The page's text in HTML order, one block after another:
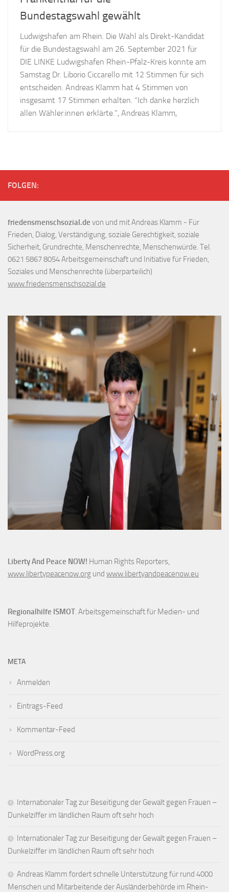
Bundestagswahl gewählt
Ludwigshafen am Rhein. Die Wahl als Direkt-Kandidat
für die Bundestagswahl am 26. September 2021 für
DIE LINKE Ludwigshafen Rhein-Pfalz-Kreis konnte am
Samstag Dr. Liborio Ciccarello mit 12 Stimmen für sich
entscheiden. Andreas Klamm hat 4 Stimmen von
insgesamt 17 Stimmen erhalten. “Ich danke herzlich
allen Wähler:innen erklärte.”, Andreas Klamm,
FOLGEN:
friedensmenschsozial.de von und mit Andreas Klamm - Für
Frieden, Dialog, Verständigung, soziale Gerechtigkeit, soziale
Sicherheit, Grundrechte, Menschenrechte, Menschenwürde. Tel.
0621 5867 8054 Arbeitsgemeinschaft und Initiative für Frieden,
Soziales und Menschenrechte (überparteilich)
www.friedensmenschsozial.de
Liberty And Peace NOW! Human Rights Reporters,
www.libertypeacenow.org und www.libertyandpeacenow.eu
Regionalhilfe ISMOT. Arbeitsgemeinschaft für Medien- und
Hilfeprojekte.
META
Anmelden
Eintrags-Feed
Kommentar-Feed
WordPress.org
Internationaler Tag zur Beseitigung der Gewalt gegen Frauen –
Dunkelziffer im ländlichen Raum oft sehr hoch
Internationaler Tag zur Beseitigung der Gewalt gegen Frauen –
Dunkelziffer im ländlichen Raum oft sehr hoch
Andreas Klamm fordert schnelle Unterstützung für rund 4000
Menschen und Mitarbeitende der Ausländerbehörde im Rhein-